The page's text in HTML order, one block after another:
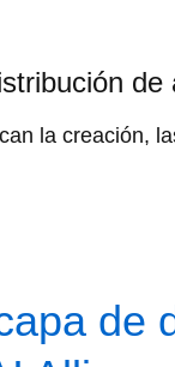
de
la creación,
de